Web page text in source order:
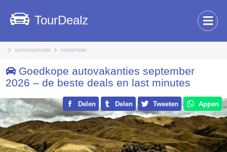
vertrekperiode september
TourDealz
Goedkope autovakanties september
2026 – de beste deals en last minutes
Delen Delen Tweeten Appen